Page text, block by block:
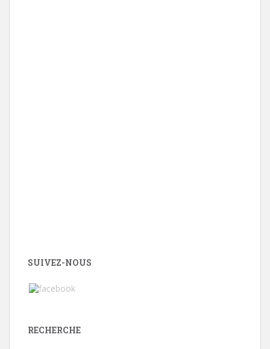
SUIVEZ-NOUS
RECHERCHE